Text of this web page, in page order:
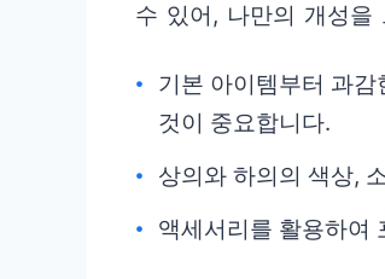
수 있어, 나만의 개성을
기본 아이템부터 과
것이 중요합니다.
상의와 하의의 색상,
액세서리를 활용하여